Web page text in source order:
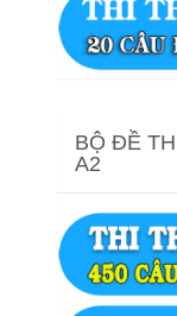
BỘ ĐỀ
A2